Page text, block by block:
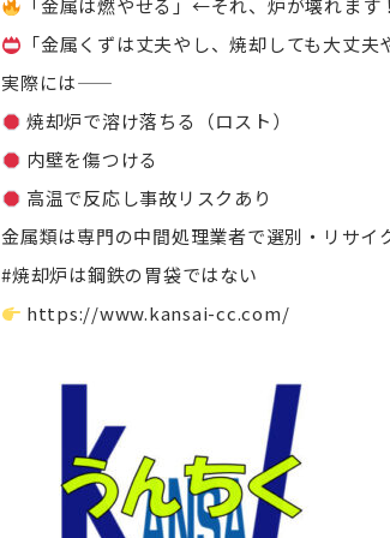
「金属は燃やせる」←それ、炉が壊れます！
「金属くずは丈夫やし、焼却しても大丈
実際には――
焼却炉で溶け落ちる（ロスト）
内壁を傷つける
高温で反応し事故リスクあり
金属類は専門の中間処理業者で選別・リサイ
#焼却炉は鋼鉄の胃袋ではない
https://www.kansai-cc.com/